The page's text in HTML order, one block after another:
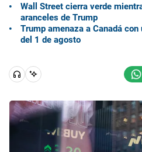
Wall Street cierra verde
aranceles de Trump
Trump amenaza a Canadá
del 1 de agosto